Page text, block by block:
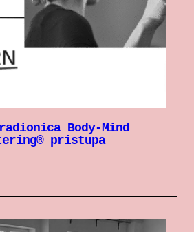
Body-Mind
pristupa